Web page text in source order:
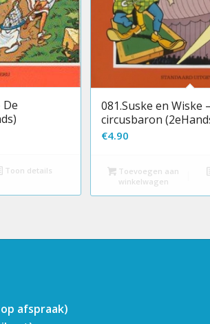
De
Toon details
081.Suske en Wiske
circusbaron
€4.90
Toevoegen aan
winkelwagen
afspraak)